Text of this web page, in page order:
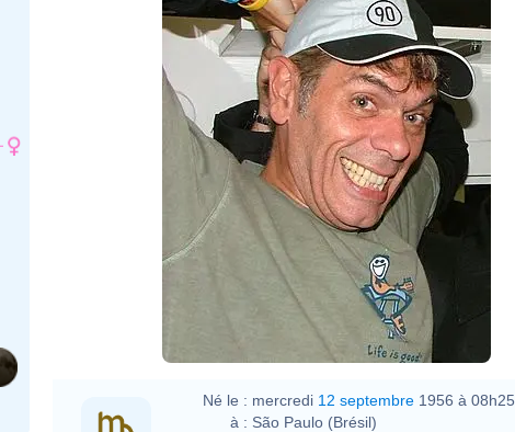
Né le : mercredi 12 septembre 1956 à 08h25
à : São Paulo (Brésil)